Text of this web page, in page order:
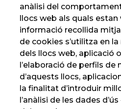
anàlisi del
llocs web als quals estan
informació recollida
de cookies s’utilitza en
dels llocs web, aplicació
l’elaboració de perfils de
d’aquests llocs,
la finalitat d’introduir
l’anàlisi de les dades